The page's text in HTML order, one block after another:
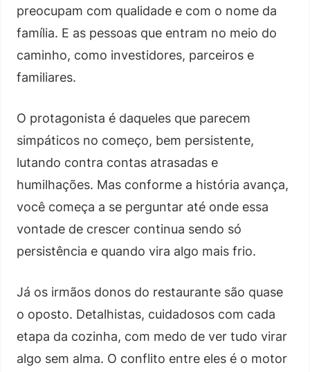
preocupam com qualidade e com o nome da
família. E as pessoas que entram no meio do
caminho, como investidores, parceiros e
familiares.
O protagonista é daqueles que parecem
simpáticos no começo, bem persistente,
lutando contra contas atrasadas e
humilhações. Mas conforme a história avança,
você começa a se perguntar até onde essa
vontade de crescer continua sendo só
persistência e quando vira algo mais frio.
Já os irmãos donos do restaurante são quase
o oposto. Detalhistas, cuidadosos com cada
etapa da cozinha, com medo de ver tudo virar
algo sem alma. O conflito entre eles é o motor